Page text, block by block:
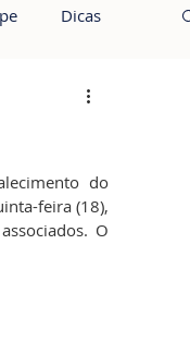
Dicas
do
feira (18),
O